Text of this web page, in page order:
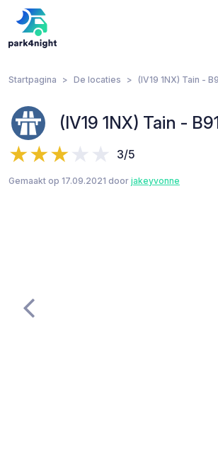
Startpagina De locaties (IV19 1NX) Tain -
(IV19 1NX) Tain -
3/5
Gemaakt op 17.09.2021 door jakeyvonne